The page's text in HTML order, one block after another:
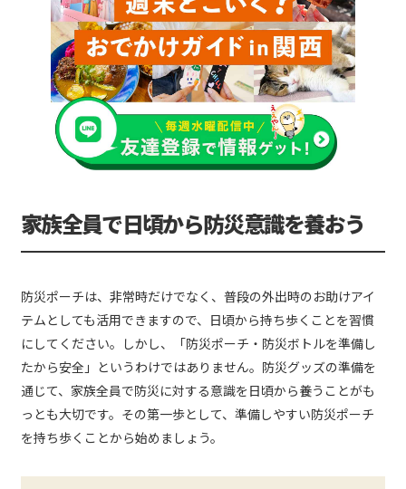
家族全員で日頃から防災意識を養おう
防災ポーチは、非常時だけでなく、普段の外出時のお助けアイ
テムとしても活用できますので、日頃から持ち歩くことを習慣
にしてください。しかし、「防災ポーチ・防災ボトルを準備し
たから安全」というわけではありません。防災グッズの準備を
通じて、家族全員で防災に対する意識を日頃から養うことがも
っとも大切です。その第一歩として、準備しやすい防災ポーチ
を持ち歩くことから始めましょう。